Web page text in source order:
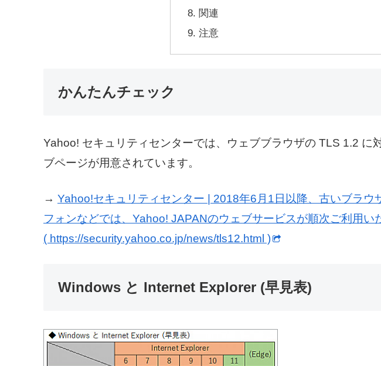
関連
注意
かんたんチェック
Yahoo! セキュリティセンターでは、ウェブブラウザの TLS 1.2 に
ブページが用意されています。
→ Yahoo!セキュリティセンター | 2018年6月1日以降、古いブラウ
フォンなどでは、Yahoo! JAPANのウェブサービスが順次ご利用い
( https://security.yahoo.co.jp/news/tls12.html )
Windows と Internet Explorer (早見表)